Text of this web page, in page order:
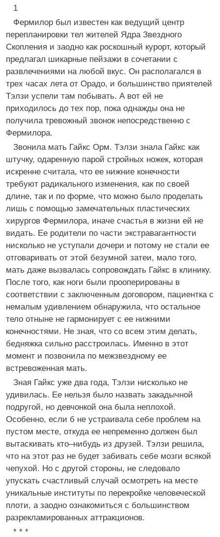
1
Фермилор был известен как ведущий центр
перепланировки тел жителей Ядра Звездного
Скопления и заодно как роскошный курорт, который
предлагал шикарные пейзажи в сочетании с
развлечениями на любой вкус. Он располагался в
трех часах лета от Орадо, и большинство приятелей
Тэлзи успели там побывать. А вот ей не
приходилось до тех пор, пока однажды она не
получила тревожный звонок непосредственно с
Фермилора.
Звонила мать Гайкс Орм. Тэлзи знала Гайкс как
штучку, одаренную парой стройных ножек, которая
искренне считала, что ее нижние конечности
требуют радикального изменения, как по своей
длине, так и по форме, что можно было проделать
лишь с помощью замечательных пластических
хирургов Фермилора, иначе счастья в жизни ей не
видать. Ее родители по части экстравагантности
нисколько не уступали дочери и потому не стали ее
отговаривать от этой безумной затеи, мало того,
мать даже вызвалась сопровождать Гайкс в клинику.
После того, как ноги были прооперированы в
соответствии с заключенным договором, пациентка с
немалым удивлением обнаружила, что остальное
тело отныне не гармонирует с ее нижними
конечностями. Не зная, что со всем этим делать,
бедняжка сильно расстроилась. Именно в этот
момент и позвонила по межзвездному ее
встревоженная мать.
Зная Гайкс уже два года, Тэлзи нисколько не
удивилась. Ее нельзя было назвать закадычной
подругой, но девчонкой она была неплохой.
Особенно, если б не устраивала себе проблем на
пустом месте, откуда ее непременно должен был
вытаскивать кто–нибудь из друзей. Тэлзи решила,
что на этот раз не будет забивать себе мозги всякой
чепухой. Но с другой стороны, не следовало
упускать счастливый случай осмотреть на месте
уникальные институты по перекройке человеческой
плоти, а заодно ознакомиться с большинством
разрекламированных аттракционов.
* * *